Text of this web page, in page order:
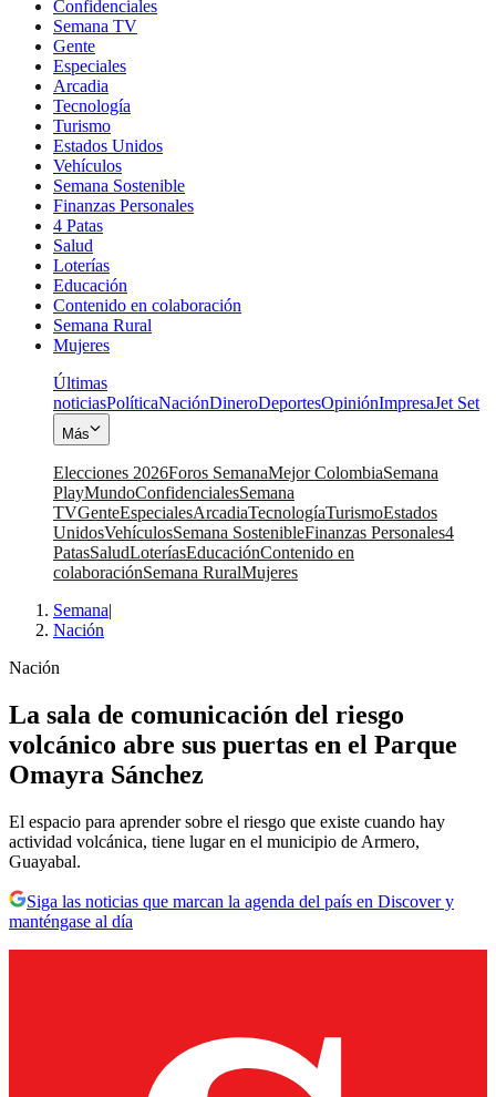
Confidenciales
Semana TV
Gente
Especiales
Arcadia
Tecnología
Turismo
Estados Unidos
Vehículos
Semana Sostenible
Finanzas Personales
4 Patas
Salud
Loterías
Educación
Contenido en colaboración
Semana Rural
Mujeres
Últimas
noticiasPolíticaNaciónDineroDeportesOpiniónImpresaJet Set
Más
Elecciones 2026Foros SemanaMejor ColombiaSemana
PlayMundoConfidencialesSemana
TVGenteEspecialesArcadiaTecnologíaTurismoEstados
UnidosVehículosSemana SostenibleFinanzas Personales4
PatasSaludLoteríasEducaciónContenido en
colaboraciónSemana RuralMujeres
Semana|
Nación
Nación
La sala de comunicación del riesgo
volcánico abre sus puertas en el Parque
Omayra Sánchez
El espacio para aprender sobre el riesgo que existe cuando hay
actividad volcánica, tiene lugar en el municipio de Armero,
Guayabal.
Siga las noticias que marcan la agenda del país en Discover y
manténgase al día